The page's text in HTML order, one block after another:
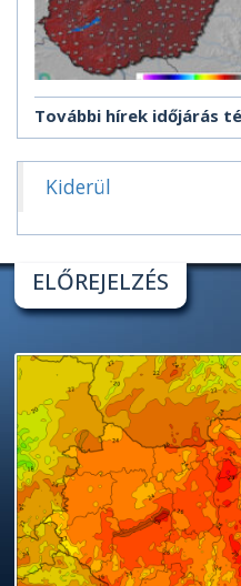
További hírek időjárás
Kiderül
ELŐREJELZÉS